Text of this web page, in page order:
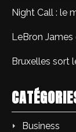
Night Call : le
LeBron James
Bruxelles sort
Business